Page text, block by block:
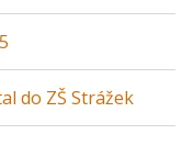
do ZŠ Strážek